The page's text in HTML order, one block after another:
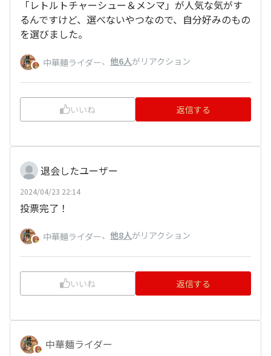
「レトルトチャーシュー＆メンマ」が人気な気がす
るんですけど、選べないやつなので、自分好みのもの
を選びました。
中華麺ライダー、 他6人がリアクション
いいね 返信する
退会したユーザー
2024/04/23 22:14
投票完了！
中華麺ライダー、 他8人がリアクション
いいね 返信する
中華麺ライダー